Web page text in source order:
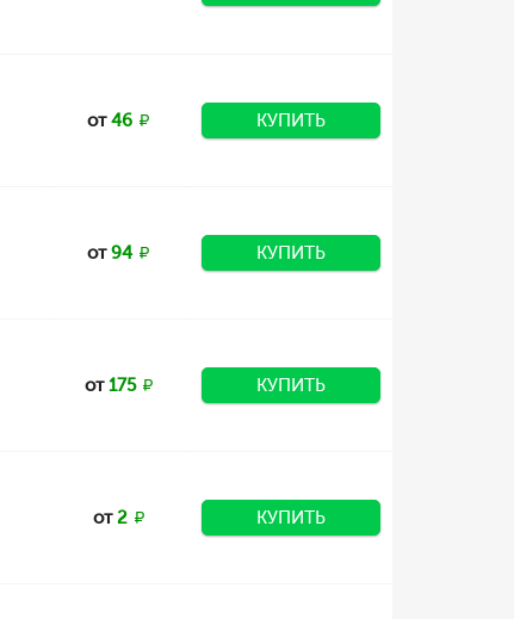
от46 КУПИТЬ
от94 КУПИТЬ
от175 КУПИТЬ
от2 КУПИТЬ